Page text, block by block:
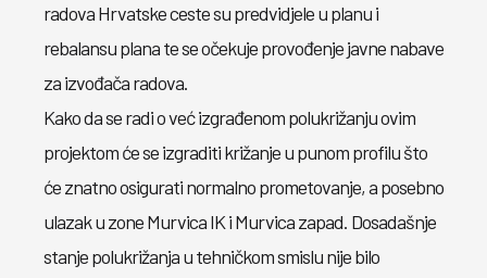
radova Hrvatske ceste su predvidjele u planu i
rebalansu plana te se očekuje provođenje javne nabave
za izvođača radova.
Kako da se radi o već izgrađenom polukrižanju ovim
projektom će se izgraditi križanje u punom profilu što
će znatno osigurati normalno prometovanje, a posebno
ulazak u zone Murvica IK i Murvica zapad. Dosadašnje
stanje polukrižanja u tehničkom smislu nije bilo